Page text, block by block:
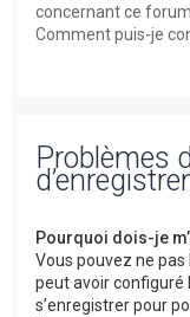
concernant ce
Comment puis-je
Problèmes
Pourquoi dois-je
Vous pouvez ne
peut avoir configuré
s’enregistrer pour